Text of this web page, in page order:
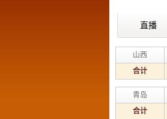
直播
山西
合计
青岛
合计